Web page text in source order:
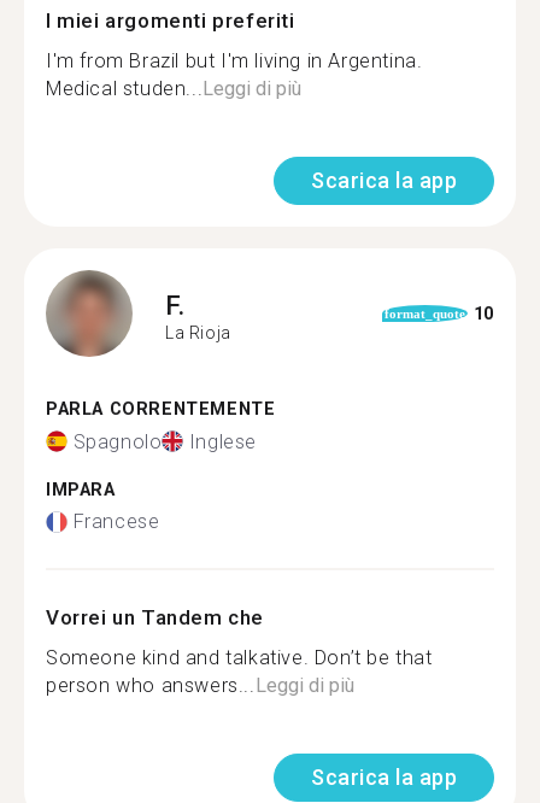
I miei argomenti preferiti
I'm from Brazil but I'm living in Argentina.
Medical studen...Leggi di più
Scarica la app
F.
La Rioja
format_quote 10
PARLA CORRENTEMENTE
Spagnolo Inglese
IMPARA
Francese
Vorrei un Tandem che
Someone kind and talkative. Don’t be that
person who answers...Leggi di più
Scarica la app